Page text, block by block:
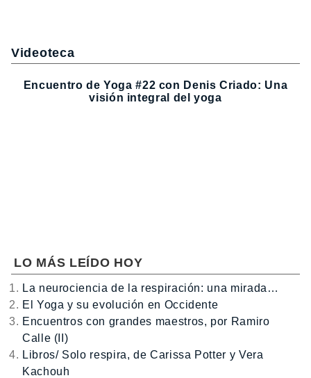
Videoteca
Encuentro de Yoga #22 con Denis Criado: Una
visión integral del yoga
LO MÁS LEÍDO HOY
La neurociencia de la respiración: una mirada…
El Yoga y su evolución en Occidente
Encuentros con grandes maestros, por Ramiro
Calle (II)
Libros/ Solo respira, de Carissa Potter y Vera
Kachouh